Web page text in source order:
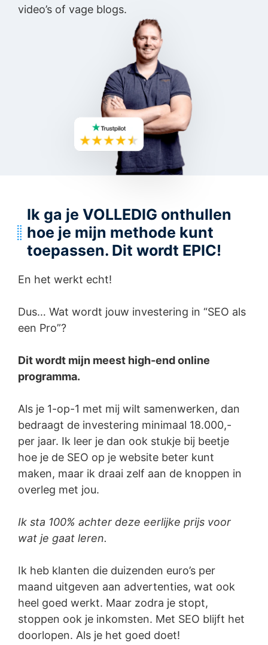
video’s of vage blogs.
Ik ga je VOLLEDIG onthullen
hoe je mijn methode kunt
toepassen. Dit wordt EPIC!
En het werkt echt!
Dus… Wat wordt jouw investering in “SEO als
een Pro”?
Dit wordt mijn meest high-end online
programma.
Als je 1-op-1 met mij wilt samenwerken, dan
bedraagt de investering minimaal 18.000,-
per jaar. Ik leer je dan ook stukje bij beetje
hoe je de SEO op je website beter kunt
maken, maar ik draai zelf aan de knoppen in
overleg met jou.
Ik sta 100% achter deze eerlijke prijs voor
wat je gaat leren.
Ik heb klanten die duizenden euro’s per
maand uitgeven aan advertenties, wat ook
heel goed werkt. Maar zodra je stopt,
stoppen ook je inkomsten. Met SEO blijft het
doorlopen. Als je het goed doet!